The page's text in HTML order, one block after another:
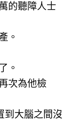
的聽障人士
。
。
次為他檢
到大腦之間沒